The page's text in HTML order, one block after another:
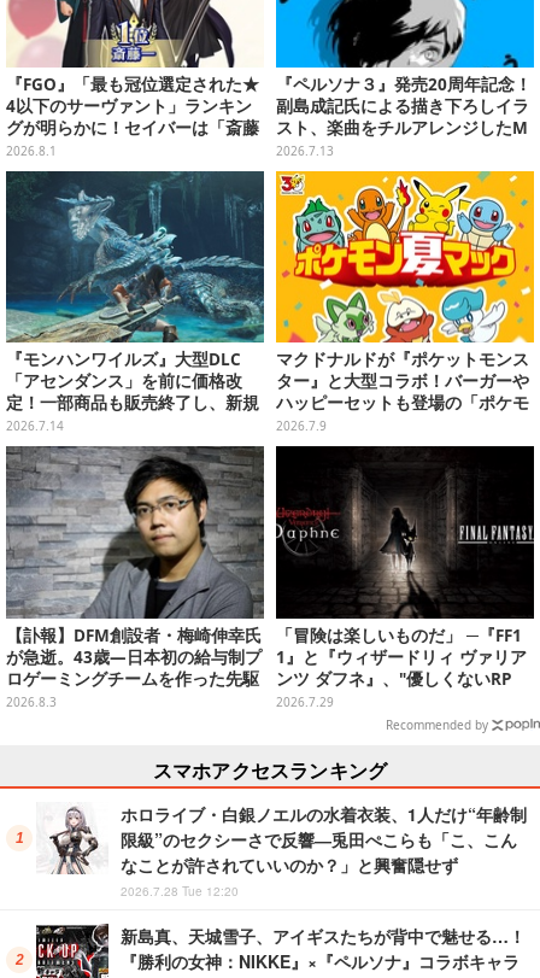
『FGO』「最も冠位選定された★
4以下のサーヴァント」ランキン
グが明らかに！セイバーは「斎藤
一」が第1位に、アーチャーは★3
の女神が躍進
2026.8.1
『ペルソナ３』発売20周年記念！
副島成記氏による描き下ろしイラ
スト、楽曲をチルアレンジしたM
V公開など盛り沢山
2026.7.13
『モンハンワイルズ』大型DLC
「アセンダンス」を前に価格改
定！一部商品も販売終了し、新規
セットを追加
2026.7.14
マクドナルドが『ポケットモンス
ター』と大型コラボ！バーガーや
ハッピーセットも登場の「ポケモ
ン夏マック」7月中旬より順次開
催
2026.7.9
【訃報】DFM創設者・梅崎伸幸氏
が急逝。43歳―日本初の給与制プ
ロゲーミングチームを作った先駆
者
2026.8.3
「冒険は楽しいものだ」 ─『FF1
1』と『ウィザードリィ ヴァリア
ンツ ダフネ』、"優しくないRP
G"の沼にどっぷり沈んだ4人の話
2026.7.29
Recommended by
スマホアクセスランキング
ホロライブ・白銀ノエルの水着衣装、1人だけ“年齢制
限級”のセクシーさで反響―兎田ぺこらも「こ、こん
なことが許されていいのか？」と興奮隠せず
2026.7.28 Tue 12:20
新島真、天城雪子、アイギスたちが背中で魅せる…！
『勝利の女神：NIKKE』×『ペルソナ』コラボキャラ